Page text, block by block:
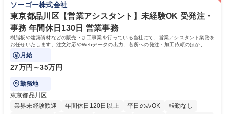
業務全般 募集職種 【東京／文京区】公益財団法人の総務人事業務／年間
休日125日
ソーゴー株式会社
東京都品川区【営業アシスタント】未経験OK 受発注・
事務 年間休日130日 営業事務
樹脂板や建築資材などの販売・加工事業を行っている当社にて、営業アシスタント業務を
お任せいたします。注文対応やWebデータの出力、各所への発注・加工依頼のほか、電
話・メール対応等の事務業務を担当します。
月給
27万円～35万円
勤務地
東京都品川区
業界未経験歓迎
年間休日120日以上 平日のみOK
転勤なし